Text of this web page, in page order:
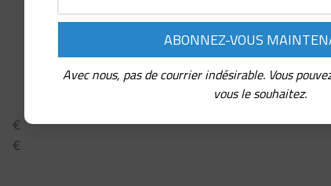
€
€
Avec nous, pas de courrier indésirable. Vous
vous le souhaitez.